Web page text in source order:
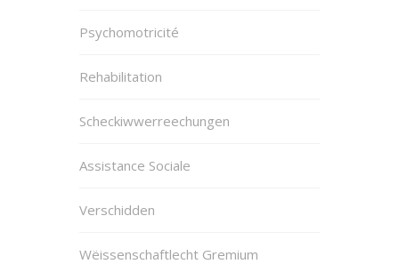
Psychomotricité
Rehabilitation
Scheckiwwerreechungen
Assistance Sociale
Verschidden
Wëissenschaftlecht Gremium